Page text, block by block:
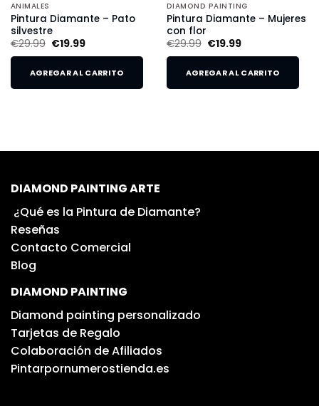
ANIMALES
Pintura Diamante – Pato
silvestre
€29.99 €19.99
AGREGAR AL CARRITO
DIAMOND PAINTING
Pintura Diamante – Mujeres
con flor
€29.99 €19.99
AGREGAR AL CARRITO
DIAMOND PAINTING ARTE
¿Qué es la Pintura de Diamante?
Reseñas
Contacto Comercial
Blog
DIAMOND PAINTING
Diamond painting personalizado
Tarjetas de Regalo
Colaboración de Afiliados
Pintarpornumerostienda.es